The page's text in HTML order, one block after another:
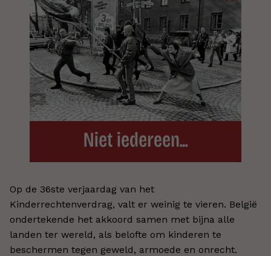
Op de 36ste verjaardag van het
Kinderrechtenverdrag, valt er weinig te vieren. België
ondertekende het akkoord samen met bijna alle
landen ter wereld, als belofte om kinderen te
beschermen tegen geweld, armoede en onrecht.